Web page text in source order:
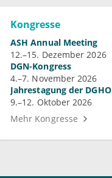
Kongresse
ASH Annual Meeting
12.–15. Dezember 2026
DGN-Kongress
4.–7. November 2026
Jahrestagung der DGHO
9.–12. Oktober 2026
Mehr Kongresse